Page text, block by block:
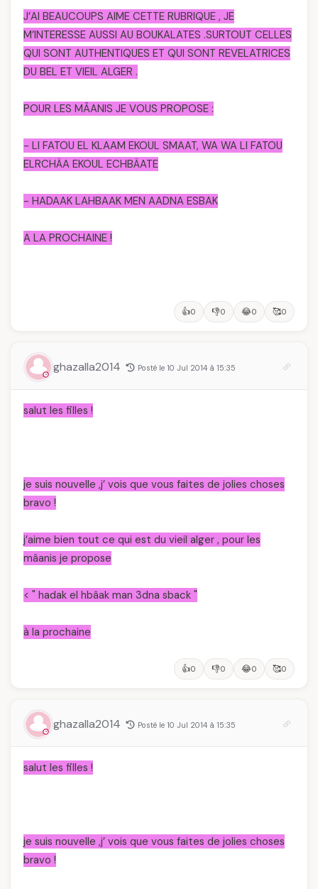
J’AI BEAUCOUPS AIME CETTE RUBRIQUE , JE
M’INTERESSE AUSSI AU BOUKALATES .SURTOUT CELLES
QUI SONT AUTHENTIQUES ET QUI SONT REVELATRICES
DU BEL ET VIEIL ALGER .
POUR LES MÂANIS JE VOUS PROPOSE :
- LI FATOU EL KLAAM EKOUL SMAAT, WA WA LI FATOU
ELRCHÄA EKOUL ECHBÄATE
- HADAAK LAHBAAK MEN AADNA ESBAK
A LA PROCHAINE !
👍0 👎0 😂0 🥰0
ghazalla2014 Posté le 10 Jul 2014 à 15:35
salut les filles !
je suis nouvelle ,j’ vois que vous faites de jolies choses
bravo !
j’aime bien tout ce qui est du vieil alger , pour les
mâanis je propose
< " hadak el hbâak man 3dna sback "
à la prochaine
👍0 👎0 😂0 🥰0
ghazalla2014 Posté le 10 Jul 2014 à 15:35
salut les filles !
je suis nouvelle ,j’ vois que vous faites de jolies choses
bravo !